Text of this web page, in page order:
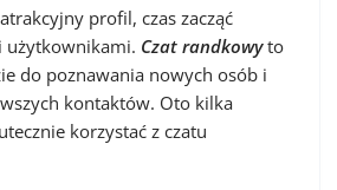
profil, czas zacząć
użytkownikami. Czat randkowyto
do poznawania nowych osób i
kontaktów. Oto kilka
korzystać z czatu